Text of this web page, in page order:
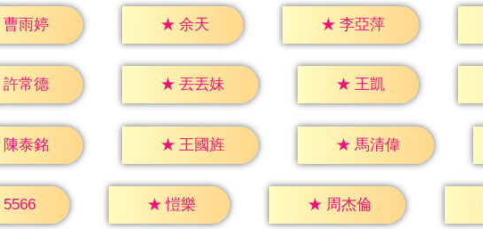
曹雨婷 ★ 余天 ★ 李亞萍
許常德 ★ 丟丟妹 ★ 王凱
陳泰銘 ★ 王國旌 ★ 馬清偉
5566 ★ 愷樂 ★ 周杰倫